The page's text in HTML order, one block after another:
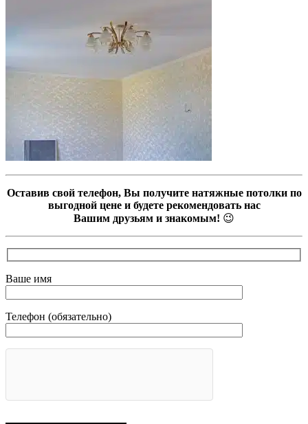
Оставив свой телефон, Вы получите натяжные потолки по
выгодной цене и будете рекомендовать нас
Вашим друзьям и знакомым! 😉
Ваше имя
Телефон (обязательно)